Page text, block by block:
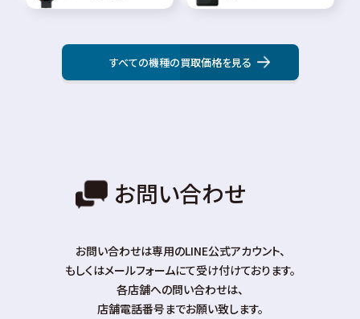
すべての機種の買取価格を見る
お問い合わせ
お問い合わせは専⽤のLINE公式アカウント、
もしくはメールフォームにて受け付けております。
各店舗への問い合わせは、
店舗電話番号までお願い致します。